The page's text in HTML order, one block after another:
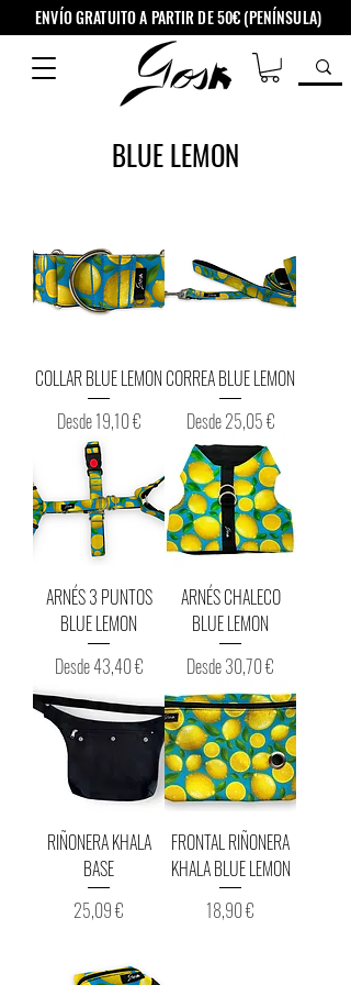
ENVÍO GRATUITO A PARTIR DE 50€ (PENÍNSULA)
BLUE LEMON
COLLAR BLUE LEMON
Desde19,10 €
Precio de oferta
CORREA BLUE LEMON
Desde25,05 €
Precio de oferta
ARNÉS 3 PUNTOS
BLUE LEMON
Desde43,40 €
Precio de oferta
ARNÉS CHALECO
BLUE LEMON
Desde30,70 €
Precio de oferta
RIÑONERA KHALA
BASE
Precio
25,09 €
FRONTAL RIÑONERA
KHALA BLUE LEMON
Precio
18,90 €